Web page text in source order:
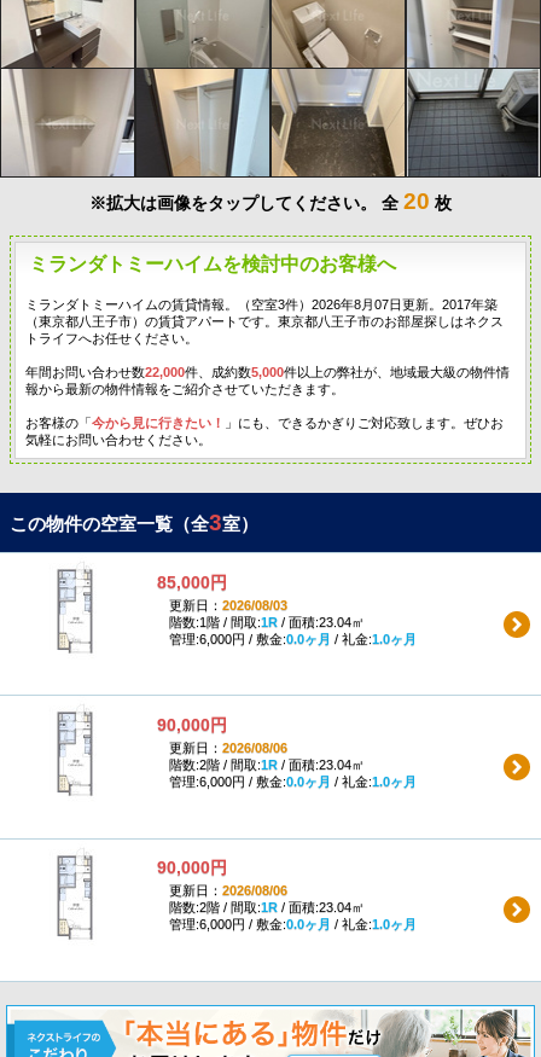
※拡大は画像をタップしてください。 全 20 枚
ミランダトミーハイムを検討中のお客様へ
ミランダトミーハイムの賃貸情報。（空室3件）2026年8月07日更新。2017年築
（東京都八王子市）の賃貸アパートです。東京都八王子市のお部屋探しはネクス
トライフへお任せください。
年間お問い合わせ数22,000件、成約数5,000件以上の弊社が、地域最大級の物件情
報から最新の物件情報をご紹介させていただきます。
お客様の「今から見に行きたい！
」にも、できるかぎりご対応致します。ぜひお
気軽にお問い合わせください。
この物件の空室一覧（全3室）
85,000円
更新日： 2026/08/03
階数:1階 / 間取:1R/ 面積:23.04㎡
管理:6,000円 / 敷金:0.0ヶ月 / 礼金:1.0ヶ月
90,000円
更新日： 2026/08/06
階数:2階 / 間取:1R/ 面積:23.04㎡
管理:6,000円 / 敷金:0.0ヶ月 / 礼金:1.0ヶ月
90,000円
更新日： 2026/08/06
階数:2階 / 間取:1R/ 面積:23.04㎡
管理:6,000円 / 敷金:0.0ヶ月 / 礼金:1.0ヶ月